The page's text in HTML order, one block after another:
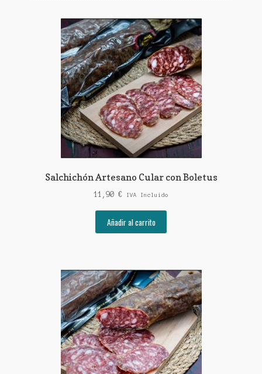
Salchichón Artesano Cular con Boletus
11,90 € IVA Incluido
Añadir al carrito